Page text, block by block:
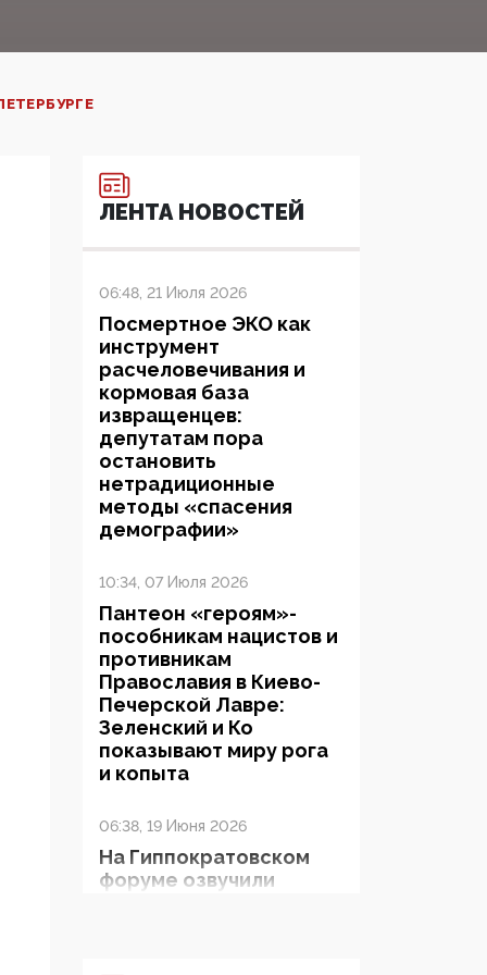
ЛЕНТА НОВОСТЕЙ
06:48, 21 Июля 2026
Посмертное ЭКО как
инструмент
расчеловечивания и
кормовая база
извращенцев:
депутатам пора
остановить
нетрадиционные
методы «спасения
демографии»
10:34, 07 Июля 2026
Пантеон «героям»-
пособникам нацистов и
противникам
Православия в Киево-
Печерской Лавре:
Зеленский и Ко
показывают миру рога
и копыта
06:38, 19 Июня 2026
На Гиппократовском
форуме озвучили